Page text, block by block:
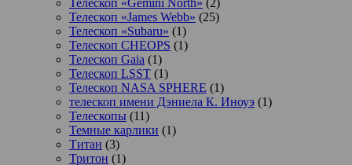
Телескоп «James Webb» (25)
Телескоп «Subaru» (1)
Телескоп CHEOPS (1)
Телескоп Gaia (1)
Телескоп LSST (1)
Телескоп NASA SPHERE (1)
телескоп имени Дэниела К. Иноуэ (1)
Телескопы (11)
Темные карлики (1)
Титан (3)
Тритон (1)